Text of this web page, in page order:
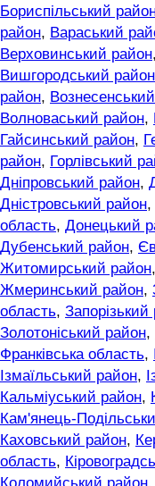
Бориспільський
район, Вараський
Верховинський район,
Вишгородський район
район,
Волноваський район,
Гайсинський район,
район, Горлівський
Дніпровський район,
Дністровський район,
область, Донецький
Дубенський район,
Житомирський район,
Жмеринський район,
область, Запорізький
Золотоніський район,
Франківська область,
Ізмаїльський район,
Кальміуський район,
Кам'янець-
Каховський район,
область,